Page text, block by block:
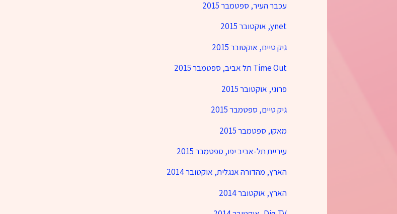
עכבר העיר, ספטמבר 2015
ynet, אוקטובר 2015
גיק טיים, אוקטובר 2015
Time Out תל אביב, ספטמבר 2015
פרוגי, אוקטובר 2015
גיק טיים, ספטמבר 2015
מאקו, ספטמבר 2015
עיריית תל-אביב יפו, ספטמבר 2015
הארץ, מהדורה אנגלית, אוקטובר 2014
הארץ, אוקטובר 2014